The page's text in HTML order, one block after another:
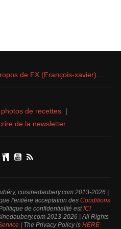
de FX (François-xavier)...
de recettes |
de la newsletter
cuisinedaubery.com 2013-2026 |
l'entière acceptation des Conditions
de confidentialité estICI
2013-2026 | All Rights
| The Privacy Policy is HERE